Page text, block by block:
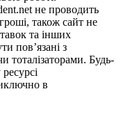
не проводить
також сайт не
та інших
пов’язані з
тоталізаторами. Будь-
в